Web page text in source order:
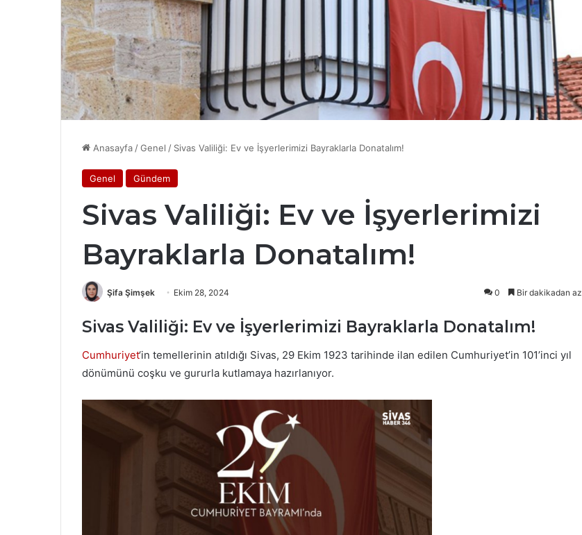
Anasayfa /Genel / Sivas Valiliği: Ev ve İşyerlerimizi Bayraklarla Donatalım!
Genel Gündem
Sivas Valiliği: Ev ve İşyerlerimizi
Bayraklarla Donatalım!
Şifa Şimşek Ekim 28, 2024 0 Bir dakikadan az
Sivas Valiliği: Ev ve İşyerlerimizi Bayraklarla Donatalım!
Cumhuriyet‘in temellerinin atıldığı Sivas, 29 Ekim 1923 tarihinde ilan edilen Cumhuriyet’in 101’inci yıl
dönümünü coşku ve gururla kutlamaya hazırlanıyor.